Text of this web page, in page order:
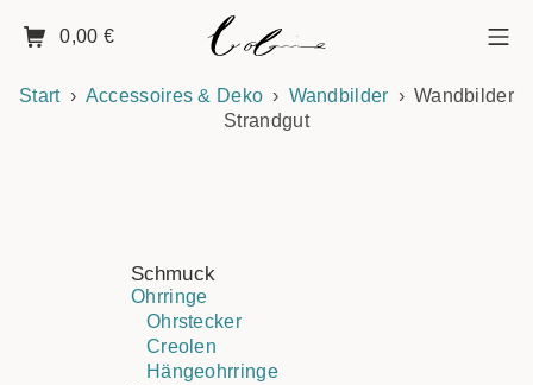
0,00 €
Start Accessoires & Deko Wandbilder
Wandbilder
Strandgut
Schmuck
Ohrringe
Ohrstecker
Creolen
Hängeohrringe